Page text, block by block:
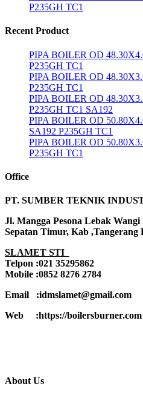
P235GH TC1
Recent Product
PIPA BOILER OD
P235GH TC1
PIPA BOILER OD
P235GH TC1
PIPA BOILER OD
P235GH TC1 SA192
PIPA BOILER OD
SA192 P235GH TC1
PIPA BOILER OD
P235GH TC1
Office
PT. SUMBER TEKNIK
Jl. Mangga Pesona Lebak
Sepatan Timur, Kab ,Tangerang
SLAMET STI
Telpon :021 35295862
Mobile :0852 8276 2784
Email :idmslamet@gmail.com
Web :https://boilersburner.com
About Us